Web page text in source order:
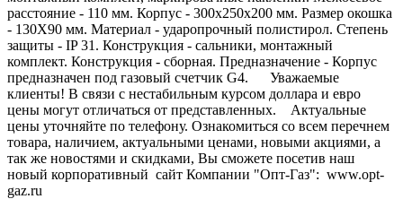
расстояние - 110 мм. Корпус - 300x250x200 мм. Размер окошка
- 130Х90 мм. Материал - ударопрочный полистирол. Степень
защиты - IP 31. Конструкция - сальники, монтажный
комплект. Конструкция - сборная. Предназначение - Корпус
предназначен под газовый счетчик G4. Уважаемые
клиенты! В связи с нестабильным курсом доллара и евро
цены могут отличаться от представленных. Актуальные
цены уточняйте по телефону. Ознакомиться со всем перечнем
товара, наличием, актуальными ценами, новыми акциями, а
так же новостями и скидками, Вы сможете посетив наш
новый корпоративный сайт Компании "Опт-Газ": www.opt-
gaz.ru